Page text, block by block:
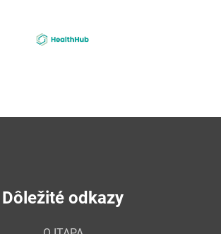
Dôležité odkazy